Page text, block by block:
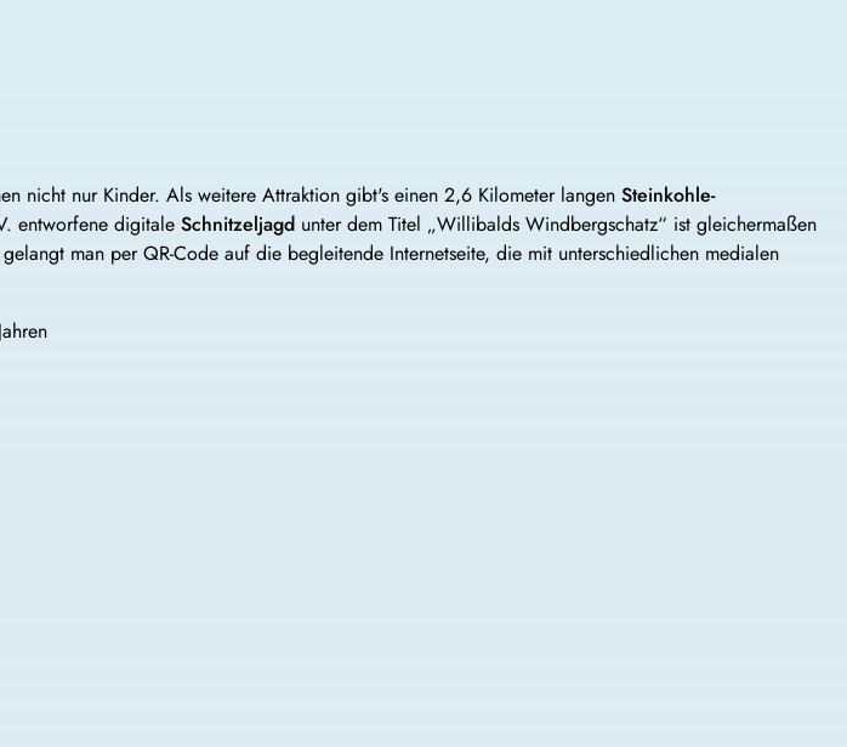
nicht nur Kinder. Als weitere Attraktion gibt's einen 2,6 Kilometer langen Steinkohle-
entworfene digitale Schnitzeljagd unter dem Titel „Willibalds Windbergschatz“ ist gleichermaßen
man per QR-Code auf die begleitende Internetseite, die mit unterschiedlichen medialen